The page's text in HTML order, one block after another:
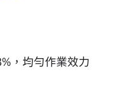
，均勻作業效力